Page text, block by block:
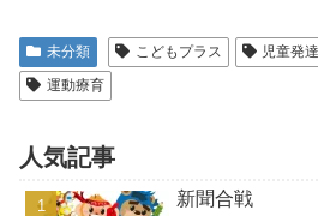
未分類 こどもプラス 児童発達
運動療育
人気記事
新聞合戦